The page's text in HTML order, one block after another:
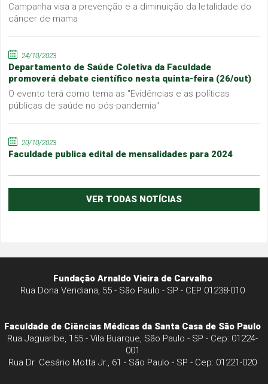
Campanha visa a prevenção e a diminuição da letalidade do
câncer de mama
24/10/2023
Departamento de Saúde Coletiva da Faculdade
promoverá debate científico nesta quinta-feira (26/out)
O evento terá como tema as "Evidências e as políticas
públicas de saúde no pós-pandemia"
20/10/2023
Faculdade publica edital de mensalidades para 2024
VER TODAS NOTÍCIAS
Fundação Arnaldo Vieira de Carvalho
Rua Dona Veridiana, 55 - São Paulo - SP - CEP 01238-010
Faculdade de Ciências Médicas da Santa Casa de São Paulo
Rua Jaguaribe, 155 - Vila Buarque, São Paulo - SP - Cep: 01224-
001
Rua Dr. Cesário Motta Jr., 61 - São Paulo - SP - Cep: 01221-020